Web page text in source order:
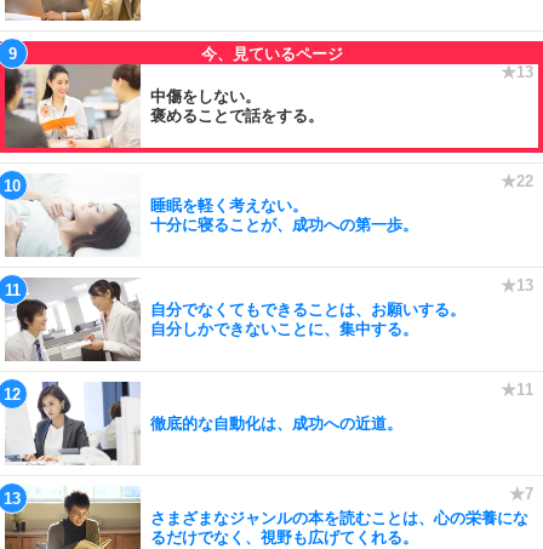
中傷をしない。
褒めることで話をする。
睡眠を軽く考えない。
十分に寝ることが、成功への第一歩。
自分でなくてもできることは、お願いする。
自分しかできないことに、集中する。
徹底的な自動化は、成功への近道。
さまざまなジャンルの本を読むことは、心の栄養にな
るだけでなく、視野も広げてくれる。